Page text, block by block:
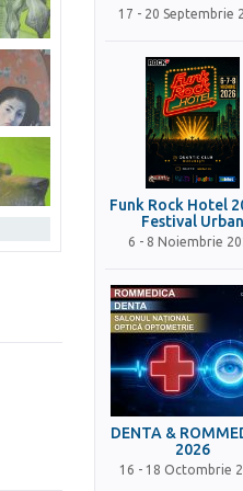
17 - 20 Septembrie
Funk Rock Hotel
Festival Urban
6 - 8 Noiembrie
DENTA &
2026
16 - 18 Octombrie